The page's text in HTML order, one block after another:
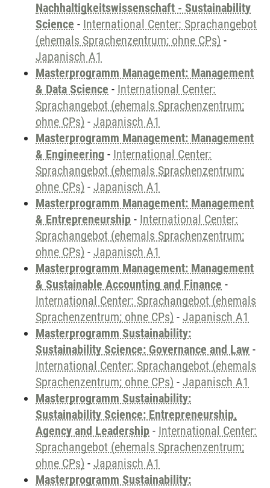
Nachhaltigkeitswissenschaft - Sustainability
Science - International Center: Sprachangebot
(ehemals Sprachenzentrum; ohne CPs) -
Japanisch A1
Masterprogramm Management: Management
& Data Science - International Center:
Sprachangebot (ehemals Sprachenzentrum;
ohne CPs) - Japanisch A1
Masterprogramm Management: Management
& Engineering - International Center:
Sprachangebot (ehemals Sprachenzentrum;
ohne CPs) - Japanisch A1
Masterprogramm Management: Management
& Entrepreneurship - International Center:
Sprachangebot (ehemals Sprachenzentrum;
ohne CPs) - Japanisch A1
Masterprogramm Management: Management
& Sustainable Accounting and Finance -
International Center: Sprachangebot (ehemals
Sprachenzentrum; ohne CPs) - Japanisch A1
Masterprogramm Sustainability:
Sustainability Science: Governance and Law -
International Center: Sprachangebot (ehemals
Sprachenzentrum; ohne CPs) - Japanisch A1
Masterprogramm Sustainability:
Sustainability Science: Entrepreneurship,
Agency and Leadership - International Center:
Sprachangebot (ehemals Sprachenzentrum;
ohne CPs) - Japanisch A1
Masterprogramm Sustainability: